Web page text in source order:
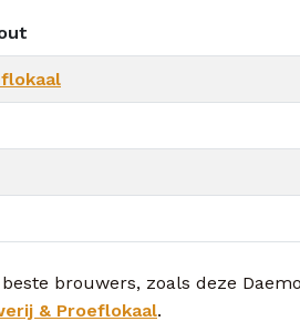
brouwers, zoals deze
& Proeflokaal.